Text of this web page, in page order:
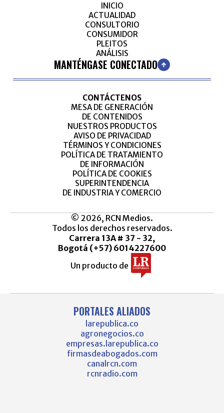
INICIO
ACTUALIDAD
CONSULTORIO
CONSUMIDOR
PLEITOS
ANÁLISIS
MANTÉNGASE CONECTADO
CONTÁCTENOS
MESA DE GENERACIÓN
DE CONTENIDOS
NUESTROS PRODUCTOS
AVISO DE PRIVACIDAD
TÉRMINOS Y CONDICIONES
POLÍTICA DE TRATAMIENTO
DE INFORMACIÓN
POLÍTICA DE COOKIES
SUPERINTENDENCIA
DE INDUSTRIA Y COMERCIO
© 2026, RCN Medios.
Todos los derechos reservados.
Carrera 13A # 37 - 32,
Bogotá (+57) 6014227600
Un producto de
PORTALES ALIADOS
larepublica.co
agronegocios.co
empresas.larepublica.co
firmasdeabogados.com
canalrcn.com
rcnradio.com